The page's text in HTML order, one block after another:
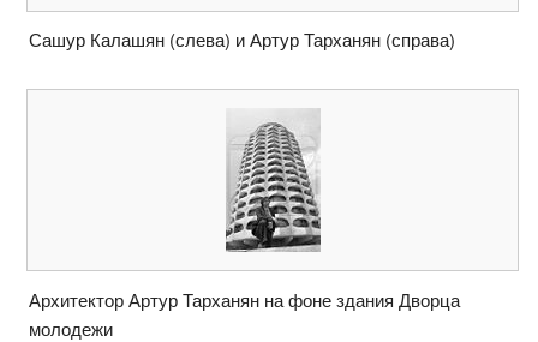
Сашур Калашян (слева) и Артур Тарханян (справа)
Архитектор Артур Тарханян на фоне здания Дворца
молодежи